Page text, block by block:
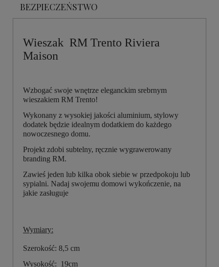
BEZPIECZEŃSTWO
Wieszak RM Trento Riviera
Maison
Wzbogać swoje wnętrze eleganckim srebrnym
wieszakiem RM Trento!
Wykonany z wysokiej jakości aluminium, stylowy
dodatek będzie idealnym dodatkiem do każdego
nowoczesnego domu.
Projekt zdobi subtelny, ręcznie wygrawerowany
branding RM.
Zawieś jeden lub kilka obok siebie w przedpokoju lub
sypialni. Nadaj swojemu domowi wykończenie, na
jakie zasługuje
Wymiary:
Szerokość: 8,5 cm
Wysokość: 19cm